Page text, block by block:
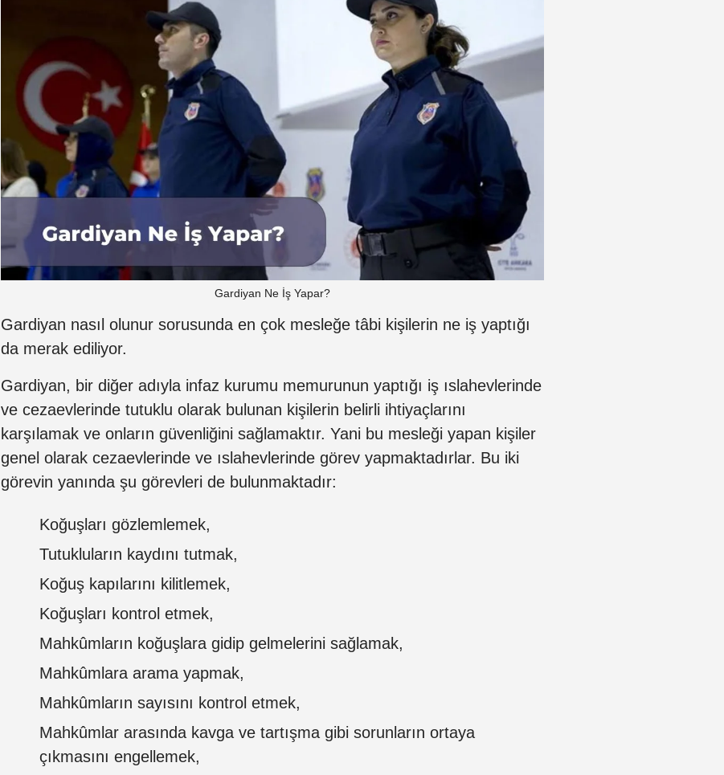
Gardiyan Ne İş Yapar?
Gardiyan nasıl olunur sorusunda en çok mesleğe tâbi kişilerin ne iş yaptığı
da merak ediliyor.
Gardiyan, bir diğer adıyla infaz kurumu memurunun yaptığı iş ıslahevlerinde
ve cezaevlerinde tutuklu olarak bulunan kişilerin belirli ihtiyaçlarını
karşılamak ve onların güvenliğini sağlamaktır. Yani bu mesleği yapan kişiler
genel olarak cezaevlerinde ve ıslahevlerinde görev yapmaktadırlar. Bu iki
görevin yanında şu görevleri de bulunmaktadır:
Koğuşları gözlemlemek,
Tutukluların kaydını tutmak,
Koğuş kapılarını kilitlemek,
Koğuşları kontrol etmek,
Mahkûmların koğuşlara gidip gelmelerini sağlamak,
Mahkûmlara arama yapmak,
Mahkûmların sayısını kontrol etmek,
Mahkûmlar arasında kavga ve tartışma gibi sorunların ortaya
çıkmasını engellemek,